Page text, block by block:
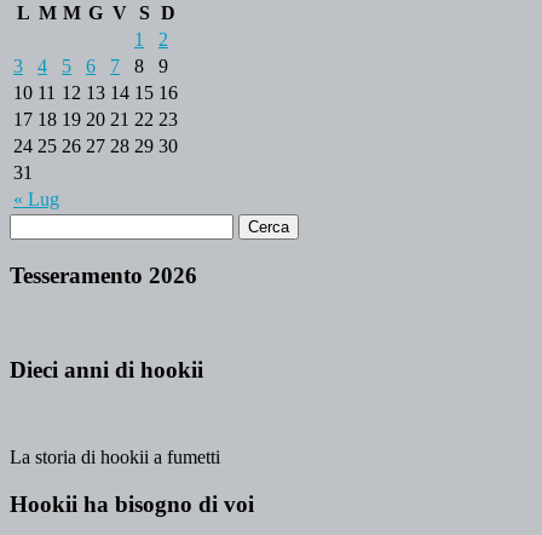
L M M G V S D
« Lug
1
2
3
4 5 6 7 8
9
10 11 12 13 14 15 16
17 18 19 20 21 22 23
24 25 26 27 28 29 30
31
Tesseramento 2026
Dieci anni di hookii
La storia di hookii a fumetti
Hookii ha bisogno di voi